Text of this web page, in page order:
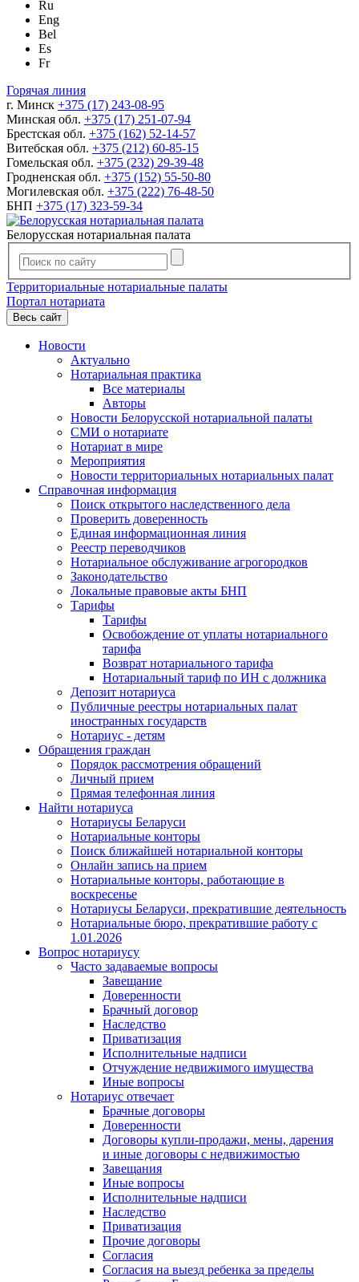
Ru
Eng
Bel
Es
Fr
Горячая линия
г. Минск +375 (17) 243-08-95
Минская обл. +375 (17) 251-07-94
Брестская обл. +375 (162) 52-14-57
Витебская обл. +375 (212) 60-85-15
Гомельская обл. +375 (232) 29-39-48
Гродненская обл. +375 (152) 55-50-80
Могилевская обл. +375 (222) 76-48-50
БНП +375 (17) 323-59-34
Белорусская нотариальная палата
Территориальные нотариальные палаты
Портал нотариата
Весь сайт
Новости
Актуально
Нотариальная практика
Все материалы
Авторы
Новости Белорусской нотариальной палаты
СМИ о нотариате
Нотариат в мире
Мероприятия
Новости территориальных нотариальных палат
Справочная информация
Поиск открытого наследственного дела
Проверить доверенность
Единая информационная линия
Реестр переводчиков
Нотариальное обслуживание агрогородков
Законодательство
Локальные правовые акты БНП
Тарифы
Тарифы
Освобождение от уплаты нотариального
тарифа
Возврат нотариального тарифа
Нотариальный тариф по ИН с должника
Депозит нотариуса
Публичные реестры нотариальных палат
иностранных государств
Нотариус - детям
Обращения граждан
Порядок рассмотрения обращений
Личный прием
Прямая телефонная линия
Найти нотариуса
Нотариусы Беларуси
Нотариальные конторы
Поиск ближайшей нотариальной конторы
Онлайн запись на прием
Нотариальные конторы, работающие в
воскресенье
Нотариусы Беларуси, прекратившие деятельность
Нотариальные бюро, прекратившие работу с
1.01.2026
Вопрос нотариусу
Часто задаваемые вопросы
Завещание
Доверенности
Брачный договор
Наследство
Приватизация
Исполнительные надписи
Отчуждение недвижимого имущества
Иные вопросы
Нотариус отвечает
Брачные договоры
Доверенности
Договоры купли-продажи, мены, дарения
и иные договоры с недвижимостью
Завещания
Иные вопросы
Исполнительные надписи
Наследство
Приватизация
Прочие договоры
Согласия
Согласия на выезд ребенка за пределы